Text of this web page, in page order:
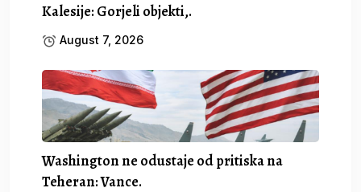
Kalesije: Gorjeli objekti,.
August 7, 2026
Washington ne odustaje od pritiska na
Teheran: Vance.